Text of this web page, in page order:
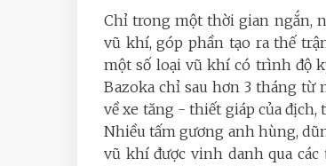
Chỉ trong một thời gian ngắn,
vũ khí, góp phần tạo ra thế
một số loại vũ khí có trình độ
Bazoka chỉ sau hơn 3 tháng từ
về xe tăng - thiết giáp của địch,
Nhiều tấm gương anh hùng,
vũ khí được vinh danh qua các